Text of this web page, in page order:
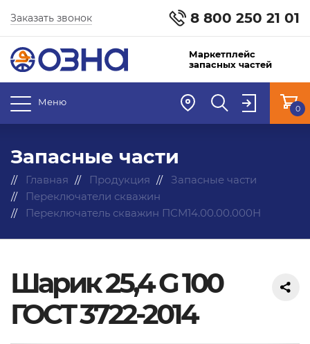
8 800 250 21 01
Заказать звонок
Маркетплейс
запасных частей
Меню
0
Запасные части
Главная Продукция
Запасные части
Переключатели скважин
Переключатель скважин ПСМ14.00.00.000Н
Шарик 25,4 G 100
ГОСТ 3722-2014